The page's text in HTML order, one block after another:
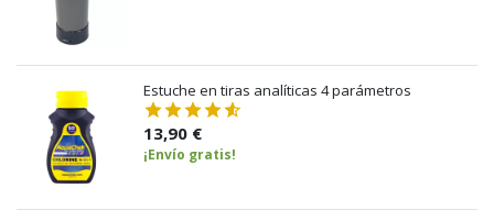
Estuche en tiras analíticas 4 parámetros
13,90 €
¡Envío gratis!